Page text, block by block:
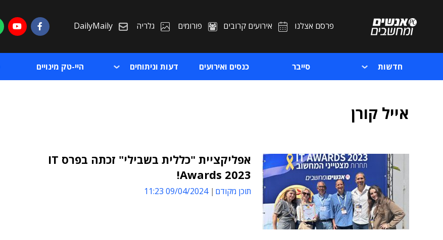
פרסם אצלנו אירועים קרובים פורומים גלריה DailyMaily
חדשות סייבר כנסים ואירועים דעות וניתוחים היי-טק מינויים
אייל קורן
אפליקציית "כללית בשבילי" זכתה בפרס IT
Awards 2023!
תוכן מקודם 09/04/2024 11:23